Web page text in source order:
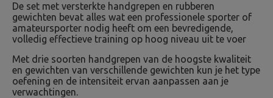
De set met versterkte handgrepen en rubberen
gewichten bevat alles wat een professionele sporter of
amateursporter nodig heeft om een bevredigende,
volledig effectieve training op hoog niveau uit te voer
Met drie soorten handgrepen van de hoogste kwaliteit
en gewichten van verschillende gewichten kun je het type
oefening en de intensiteit ervan aanpassen aan je
verwachtingen.